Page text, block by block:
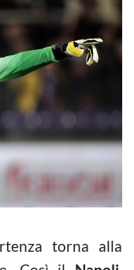
torna alla